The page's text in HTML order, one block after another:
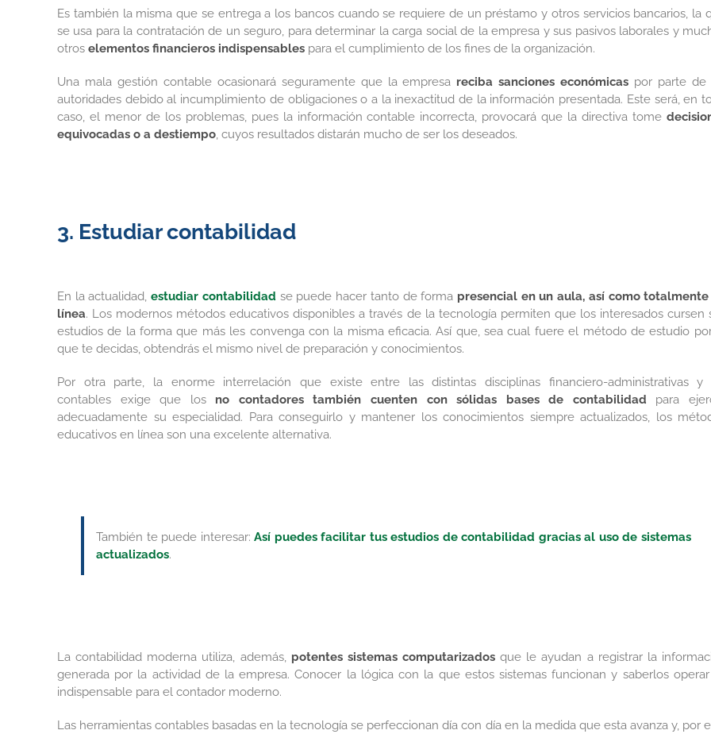
Es también la misma que se entrega a los bancos cuando se requiere de un préstamo y otros servicios bancarios, la
se usa para la contratación de un seguro, para determinar la carga social de la empresa y sus pasivos laborales y
otros elementos financieros indispensables para el cumplimiento de los fines de la organización.
Una mala gestión contable ocasionará seguramente que la empresa reciba sanciones económicas por parte de
autoridades debido al incumplimiento de obligaciones o a la inexactitud de la información presentada. Este será, en
caso, el menor de los problemas, pues la información contable incorrecta, provocará que la directiva tome
equivocadas o a destiempo, cuyos resultados distarán mucho de ser los deseados.
3. Estudiar contabilidad
En la actualidad,estudiar contabilidad se puede hacer tanto de forma presencial en un aula, así como
línea. Los modernos métodos educativos disponibles a través de la tecnología permiten que los interesados cursen
estudios de la forma que más les convenga con la misma eficacia. Así que, sea cual fuere el método de estudio
que te decidas, obtendrás el mismo nivel de preparación y conocimientos.
Por otra parte, la enorme interrelación que existe entre las distintas disciplinas financiero-administrativas y
contables exige que los no contadores también cuenten con sólidas bases de contabilidad para
adecuadamente su especialidad. Para conseguirlo y mantener los conocimientos siempre actualizados, los
educativos en línea son una excelente alternativa.
También te puede interesar:Así puedes facilitar tus estudios de contabilidad gracias al uso de sistemas
actualizados.
La contabilidad moderna utiliza, además, potentes sistemas computarizados que le ayudan a registrar la
generada por la actividad de la empresa. Conocer la lógica con la que estos sistemas funcionan y saberlos
indispensable para el contador moderno.
Las herramientas contables basadas en la tecnología se perfeccionan día con día en la medida que esta avanza y, por